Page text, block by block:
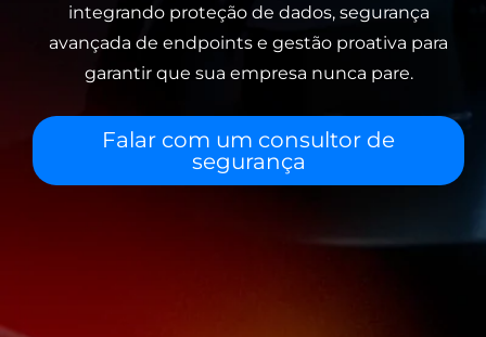
integrando proteção de dados, segurança
avançada de endpoints e gestão proativa para
garantir que sua empresa nunca pare.
Falar com um consultor de
segurança